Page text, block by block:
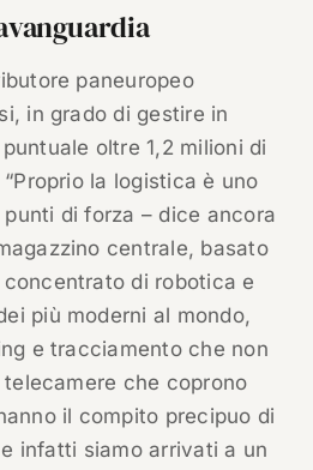
paneuropeo
in grado di gestire in
oltre 1,2 milioni di
“Proprio la logistica è uno
di forza – dice ancora
centrale, basato
di robotica e
più moderni al mondo,
e tracciamento che non
che coprono
il compito precipuo di
infatti siamo arrivati a un